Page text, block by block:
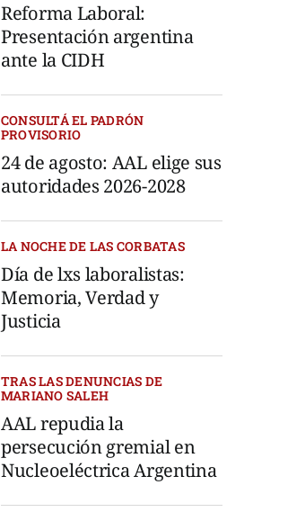
Reforma Laboral:
Presentación argentina
ante la CIDH
CONSULTÁ EL PADRÓN
PROVISORIO
24 de agosto: AAL elige sus
autoridades 2026-2028
LA NOCHE DE LAS CORBATAS
Día de lxs laboralistas:
Memoria, Verdad y
Justicia
TRAS LAS DENUNCIAS DE
MARIANO SALEH
AAL repudia la
persecución gremial en
Nucleoeléctrica Argentina